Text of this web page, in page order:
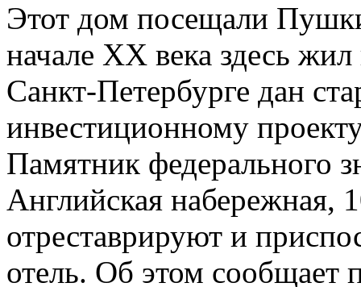
Этот дом посещали
начале XX века здесь
Санкт-Петербурге дан
инвестиционному
Памятник федерального
Английская набережная,
отреставрируют и
отель. Об этом сообщает